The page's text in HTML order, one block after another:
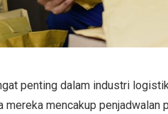
penting dalam industri
mencakup